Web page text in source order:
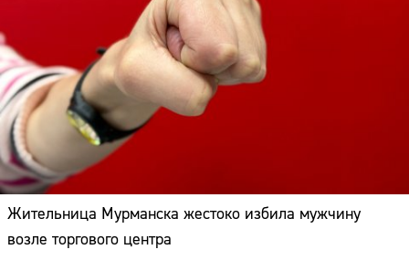
Жительница Мурманска жестоко избила мужчину
возле торгового центра